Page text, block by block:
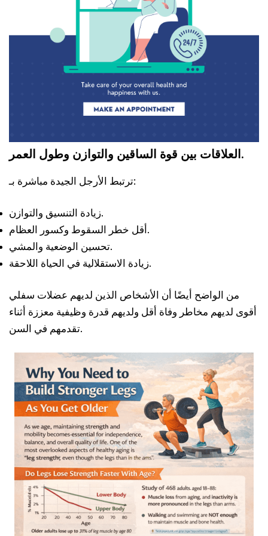
العلاقات بين قوة الساقين والتوازن وطول العمر.
ترتبط الأرجل الجيدة مباشرة بـ:
زيادة التنسيق والتوازن.
أقل خطر السقوط وكسور العظام.
تحسين الوضعية والمشي.
زيادة الاستقلالية في الحياة اللاحقة.
من الواضح أيضًا أن الأشخاص الذين لديهم عضلات سفلي
أقوى لديهم مخاطر وفاة أقل ولديهم قدرة وظيفية معززة أثناء
تقدمهم في السن.